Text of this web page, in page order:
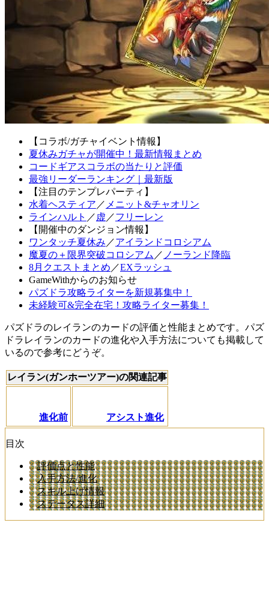
【コラボ/ガチャイベント情報】
夏休みガチャが開催中！最新情報まとめ
コードギアスコラボの当たりと評価
最強リーダーランキング｜最新版
【注目のテンプレパーティ】
水着ヘスティア ／ メニット&チャオリン
ラインハルト ／ 虚 ／フリーレン
【開催中のダンジョン情報】
ワンタッチ夏休み ／アイランドコロシアム
魔夏の＋限界突破コロシアム ／ ノーランド降臨
8月クエストまとめ ／EXラッシュ
GameWithからのお知らせ
パズドラ攻略ライターを新規募集中！
未経験可&完全在宅！攻略ライター募集！
パズドラのレイランのカードの評価と性能まとめです。パズ
ドラレイランのカードの進化や入手方法についても掲載して
いるので参考にどうぞ。
レイラン(ガンホーツアー)の関連記事
進化前 アシスト進化
目次
評価点と性能
入手方法/進化
スキル上げ情報
ステータス詳細